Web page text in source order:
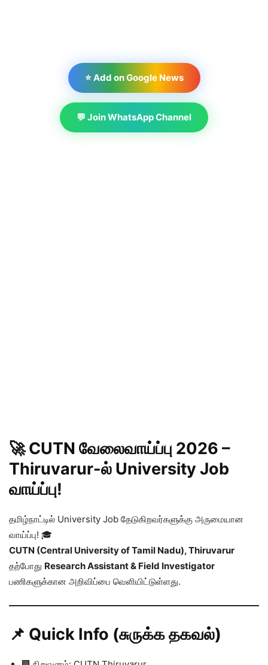
⭐ Add on Google News
💬 Join WhatsApp Channel
🚀 CUTN வேலைவாய்ப்பு 2026 –
Thiruvarur-ல் University Job
வாய்ப்பு!
தமிழ்நாட்டில் University Job தேடுகிறவர்களுக்கு அருமையான
வாய்ப்பு! 🎓
CUTN (Central University of Tamil Nadu), Thiruvarur
தற்போது Research Assistant & Field Investigator
பணிகளுக்கான அறிவிப்பை வெளியிட்டுள்ளது.
📌 Quick Info (சுருக்க தகவல்)